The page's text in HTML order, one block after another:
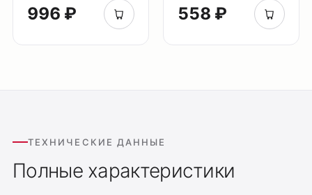
996 ₽ 558 ₽
ТЕХНИЧЕСКИЕ ДАННЫЕ
Полные характеристики